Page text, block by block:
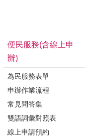
便民服務(含線上申
辦)
為民服務表單
申辦作業流程
常見問答集
雙語詞彙對照表
線上申請預約